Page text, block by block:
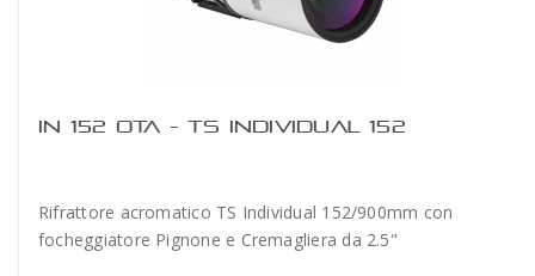
IN 152 OTA - TS INDIVIDUAL 152
Rifrattore acromatico TS Individual 152/900mm con
focheggiatore Pignone e Cremagliera da 2.5"